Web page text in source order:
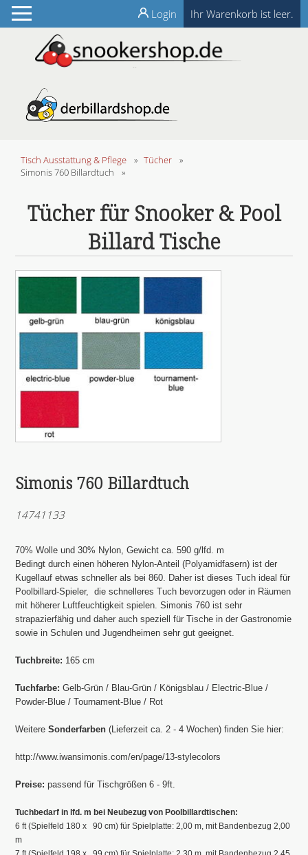
Ihr Warenkorb ist leer.
Login
Tisch Ausstattung & Pflege » Tücher
»
Simonis 760 Billardtuch
»
Tücher für Snooker & Pool
Billard Tische
Simonis 760 Billardtuch
14741133
70% Wolle und 30% Nylon, Gewicht ca. 590 g/lfd. m
Bedingt durch einen höheren Nylon-Anteil (Polyamidfasern) ist der
Kugellauf etwas schneller als bei 860. Daher ist dieses Tuch ideal für
Poolbillard-Spieler, die schnelleres Tuch bevorzugen oder in Räumen
mit höherer Luftfeuchtigkeit spielen. Simonis 760 ist sehr
strapazierfähig und daher auch speziell für Tische in der Gastronomie
sowie in Schulen und Jugendheimen sehr gut geeignet.
Tuchbreite: 165 cm
Tuchfarbe: Gelb-Grün / Blau-Grün / Königsblau / Electric-Blue /
Powder-Blue / Tournament-Blue / Rot
WeitereSonderfarben(Lieferzeit ca. 2 - 4 Wochen) finden Sie hier:
http://www.iwansimonis.com/en/page/13-stylecolors
Preise: passend für Tischgrößen 6 - 9ft.
Tuchbedarf in lfd. m bei Neubezug von Poolbillardtischen:
6 ft (Spielfeld 180 x 90 cm) für Spielplatte: 2,00 m, mit Bandenbezug 2,00
m